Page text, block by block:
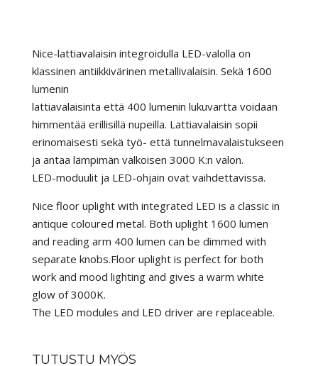
Nice-lattiavalaisin integroidulla LED-valolla on
klassinen antiikkivärinen metallivalaisin. Sekä 1600
lumenin
lattiavalaisinta että 400 lumenin lukuvartta voidaan
himmentää erillisillä nupeilla. Lattiavalaisin sopii
erinomaisesti sekä työ- että tunnelmavalaistukseen
ja antaa lämpimän valkoisen 3000 K:n valon.
LED-moduulit ja LED-ohjain ovat vaihdettavissa.
Nice floor uplight with integrated LED is a classic in
antique coloured metal. Both uplight 1600 lumen
and reading arm 400 lumen can be dimmed with
separate knobs.Floor uplight is perfect for both
work and mood lighting and gives a warm white
glow of 3000K.
The LED modules and LED driver are replaceable.
TUTUSTU MYÖS